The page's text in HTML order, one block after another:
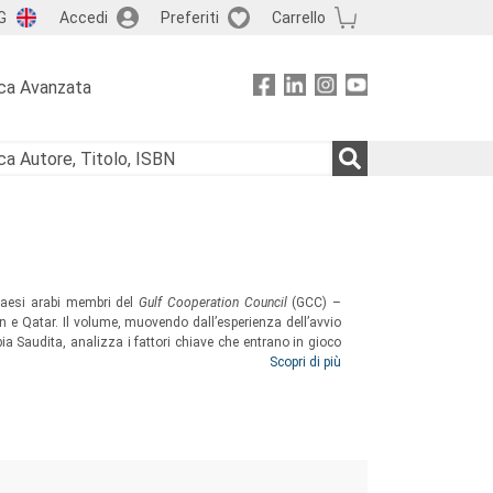
Accedi Preferiti Carrello
Avanzata
arabi membri delGulf Cooperation Council(GCC) –
Qatar. Il volume, muovendo dall’esperienza dell’avvio
Saudita, analizza i fattori chiave che entrano in gioco
e modernità divengono “sicurezza umana” (soft
Scopri di più